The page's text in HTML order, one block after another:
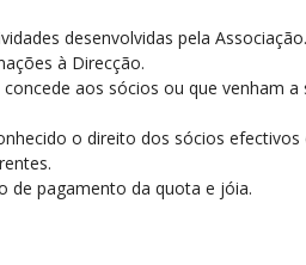
desenvolvidas pela Associação.
à Direcção.
aos sócios ou que venham
o direito dos sócios
de pagamento da quota e jóia.